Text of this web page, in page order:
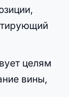
целям
вины,